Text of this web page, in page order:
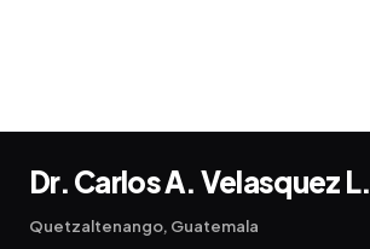
Dr. Carlos A. Velasquez L.
Quetzaltenango, Guatemala